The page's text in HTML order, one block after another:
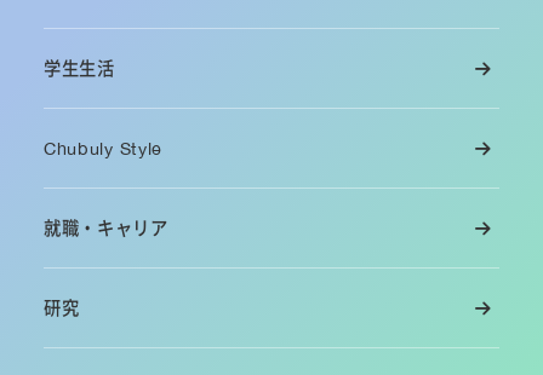
学生生活
Chubuly Style
就職・キャリア
研究